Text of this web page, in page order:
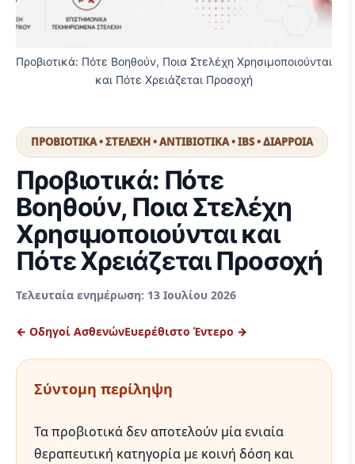
Προβιοτικά: Πότε Βοηθούν, Ποια Στελέχη Χρησιμοποιούνται
και Πότε Χρειάζεται Προσοχή
ΠΡΟΒΙΟΤΙΚΑ • ΣΤΕΛΕΧΗ • ΑΝΤΙΒΙΟΤΙΚΑ • IBS • ΔΙΑΡΡΟΙΑ
Προβιοτικά: Πότε
Βοηθούν, Ποια Στελέχη
Χρησιμοποιούνται και
Πότε Χρειάζεται Προσοχή
Τελευταία ενημέρωση: 13 Ιουλίου 2026
← Οδηγοί ΑσθενώνΕυερέθιστο Έντερο →
Σύντομη περίληψη
Τα προβιοτικά δεν αποτελούν μία ενιαία
θεραπευτική κατηγορία με κοινή δόση και